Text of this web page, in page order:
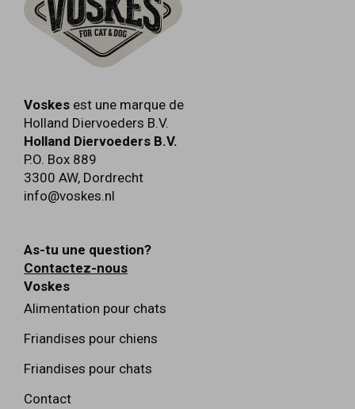
Voskes est une marque de
Holland Diervoeders B.V.
Holland Diervoeders B.V.
P.O. Box 889
3300 AW, Dordrecht
info@voskes.nl
As-tu une question?
Contactez-nous
Voskes
Alimentation pour chats
Friandises pour chiens
Friandises pour chats
Contact